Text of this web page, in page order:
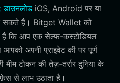
iOS, Android पर या
सकते हैं। Bitget Wallet को
कि आप एक सेल्फ-कस्टोडियल
अपनी प्राइवेट की पर पूर्ण
मीम टोकन की तेज़-तर्रार दुनिया के
से लाभ उठाता है।